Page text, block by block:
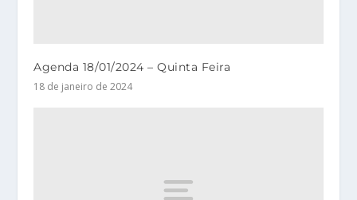
Agenda 18/01/2024 – Quinta Feira
18 de janeiro de 2024